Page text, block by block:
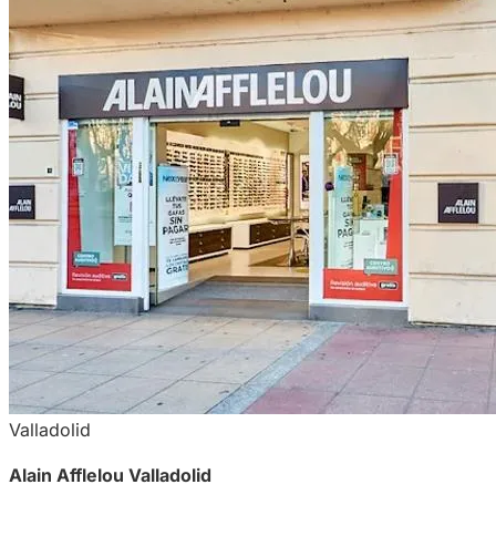
Valladolid
Alain Afflelou Valladolid